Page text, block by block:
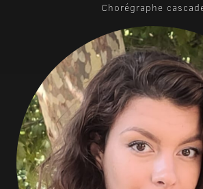
Chorégraphe